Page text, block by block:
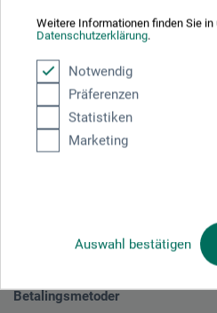
Weitere Informationen finden Sie in
Datenschutzerklärung.
Notwendig
Präferenzen
Statistiken
Marketing
Auswahl bestätigen
Betalingsmetoder